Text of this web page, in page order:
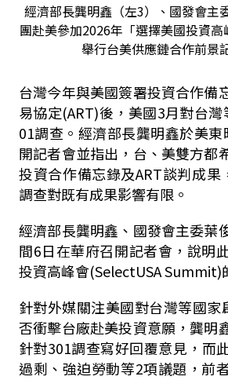
經濟部長龔明鑫（左3）、國發會主
團赴美參加2026年「選擇美國投資
舉行台美供應鏈合作前景
台灣今年與美國簽署投資合作備
易協定(ART)後，美國3月對台
01調查。經濟部長龔明鑫於美
開記者會並指出，台、美雙方都
投資合作備忘錄及ART談判成果
調查對既有成果影響有限。
經濟部長龔明鑫、國發會主委葉
間6日在華府召開記者會，說明
投資高峰會(SelectUSA Summit)
針對外媒關注美國對台灣等國家
否衝擊台廠赴美投資意願，龔明
針對301調查寫好回覆意見，而
過剩、強迫勞動等2項議題，前